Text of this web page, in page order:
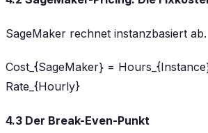
SageMaker rechnet instanzbasiert ab.
Cost_{SageMaker} =
Rate_{Hourly}
4.3 Der Break-Even-Punkt